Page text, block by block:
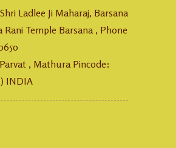
Ladlee Ji Maharaj, Barsana
Rani Temple Barsana , Phone
, Mathura Pincode:
INDIA